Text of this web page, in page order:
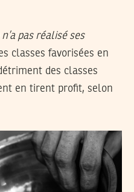
pas réalisé ses
classes favorisées en
des classes
en tirent profit, selon